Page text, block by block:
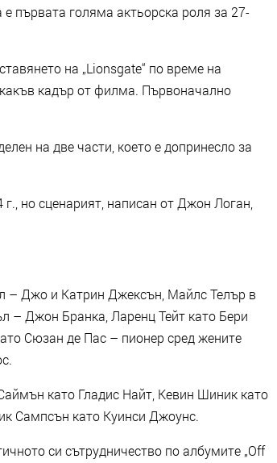
първата голяма актьорска роля за 27-
на „Lionsgate“ по време на
кадър от филма. Първоначално
на две части, което е допринесло за
но сценарият, написан от Джон Логан,
– Джо и Катрин Джексън, Майлс Телър в
– Джон Бранка, Ларенц Тейт като Бери
Сюзан де Пас – пионер сред жените
като Гладис Найт, Кевин Шиник като
Сампсън като Куинси Джоунс.
си сътрудничество по албумите „Off